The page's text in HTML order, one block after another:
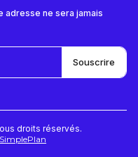
adresse ne sera jamais
droits réservés.